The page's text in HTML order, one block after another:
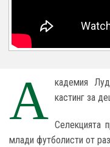
А кадемия
кастинг за
Селекцията
млади футболисти от